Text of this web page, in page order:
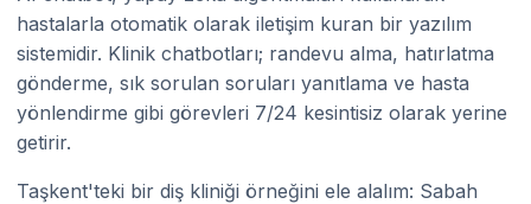
hastalarla otomatik olarak iletişim kuran bir yazılım
sistemidir. Klinik chatbotları; randevu alma, hatırlatma
gönderme, sık sorulan soruları yanıtlama ve hasta
yönlendirme gibi görevleri 7/24 kesintisiz olarak yerine
getirir.
Taşkent'teki bir diş kliniği örneğini ele alalım: Sabah